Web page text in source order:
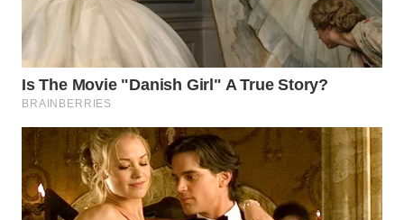
WAHANA
ADVOKAT
WAHANA
WAHANA
KONSUMEN